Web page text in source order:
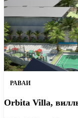
РАВАИ
Orbita Villa,